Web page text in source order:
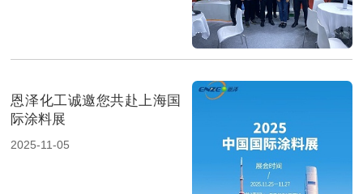
恩泽化工诚邀您共赴上海国
际涂料展
2025-11-05